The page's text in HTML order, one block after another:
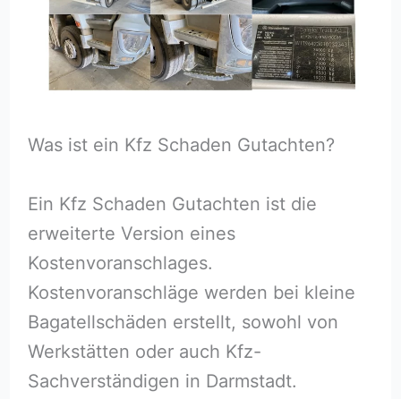
Was ist ein Kfz Schaden Gutachten?
Ein Kfz Schaden Gutachten ist die
erweiterte Version eines
Kostenvoranschlages.
Kostenvoranschläge werden bei kleine
Bagatellschäden erstellt, sowohl von
Werkstätten oder auch Kfz-
Sachverständigen in Darmstadt.